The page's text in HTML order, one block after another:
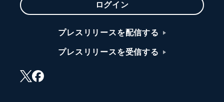
ログイン
プレスリリースを配信する
プレスリリースを受信する